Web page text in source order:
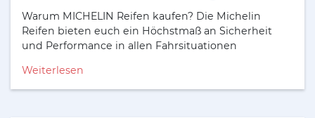
Warum MICHELIN Reifen kaufen? Die Michelin
Reifen bieten euch ein Höchstmaß an Sicherheit
und Performance in allen Fahrsituationen
Weiterlesen